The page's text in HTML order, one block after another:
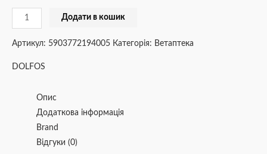
Додати в кошик
Артикул: 5903772194005 Категорія: Ветаптека
DOLFOS
Опис
Додаткова інформація
Brand
Відгуки (0)